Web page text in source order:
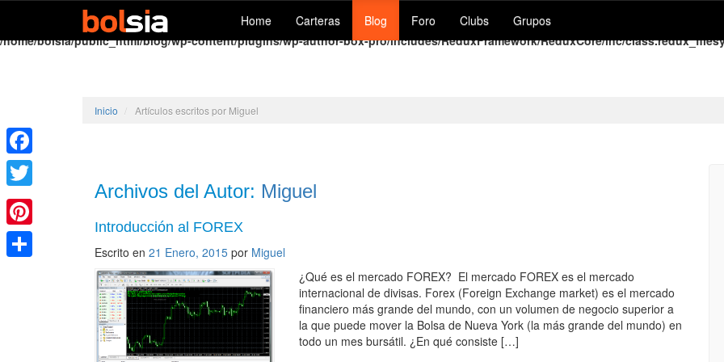
: file_get_contents(http://www.reduxframework.com/wp-content/uploads/redux/redux_notice.json): failed to open stream: HTTP
/home/bolsia/public_html/blog/wp-content/plugins/wp-author-box-pro/includes/ReduxFramework/ReduxCore/inc/
Home Carteras Blog Foro Clubs Grupos
Inicio / Artículos escritos por Miguel
Archivos del Autor: Miguel
Introducción al FOREX
Escrito en 21 Enero, 2015 por Miguel
¿Qué es el mercado FOREX? El mercado FOREX es el mercado
internacional de divisas. Forex (Foreign Exchange market) es el mercado
financiero más grande del mundo, con un volumen de negocio superior a
la que puede mover la Bolsa de Nueva York (la más grande del mundo) en
todo un mes bursátil. ¿En qué consiste […]
Facebook
Twitter
Pinterest